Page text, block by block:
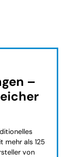
–
mehr als 125
von